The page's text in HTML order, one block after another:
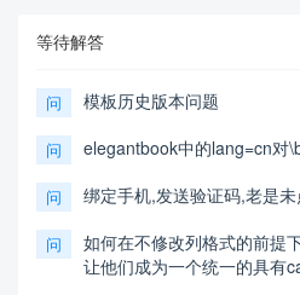
等待解答
问 模板历史版本问题
问 elegantbook中的lang=cn对
问 绑定手机,发送验证码,老是
问
如何在不修改列格式的前提
让他们成为一个统一的具有